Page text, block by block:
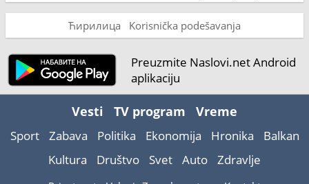
Ћирилица Korisnička podešavanja
Preuzmite Naslovi.net Android
aplikaciju
Vesti TV program Vreme
Sport Zabava Politika Ekonomija Hronika
Balkan
Kultura
Društvo Svet Auto Zdravlje